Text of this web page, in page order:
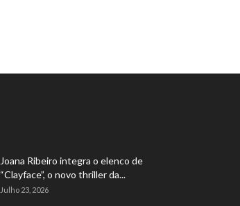
Joana Ribeiro integra o elenco de
“Clayface”, o novo thriller da...
Julho 23, 2026